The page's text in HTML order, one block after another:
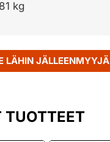
kg
LÄHIN JÄLLEENMYYJÄ